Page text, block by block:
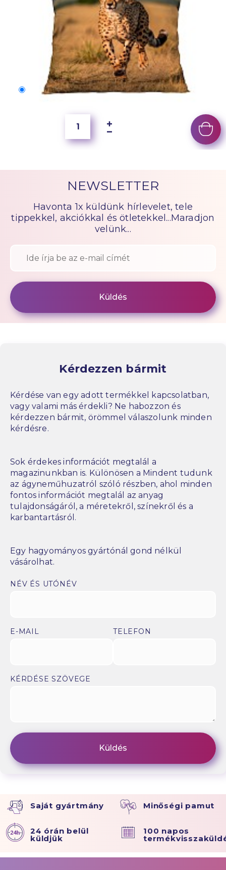
50x40 cm
NEWSLETTER
Havonta 1x küldünk hírlevelet, tele
tippekkel, akciókkal és ötletekkel...Maradjon
velünk...
Kérdezzen bármit
Kérdése van egy adott termékkel kapcsolatban,
vagy valami más érdekli? Ne habozzon és
kérdezzen bármit, örömmel válaszolunk minden
kérdésre.
Sok érdekes információt megtalál a
magazinunkban is. Különösen a Mindent tudunk
az ágyneműhuzatról szóló részben, ahol minden
fontos információt megtalál az anyag
tulajdonságáról, a méretekről, színekről és a
karbantartásról.
Egy hagyományos gyártónál gond nélkül
vásárolhat.
NÉV ÉS UTÓNÉV
E-MAIL TELEFON
KÉRDÉSE SZÖVEGE
Saját gyártmány Minőségi pamut
24 órán belül
küldjük
100 napos